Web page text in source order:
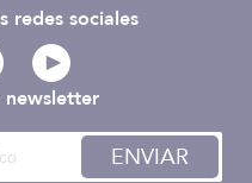
newsletter
ENVIAR
redes sociales